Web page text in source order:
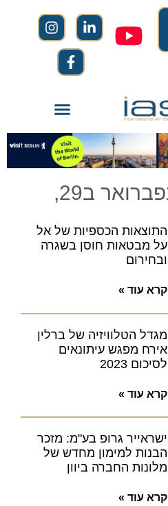
כל הפוסטים בפברואר ב29,
התוצאות הכספיות של אל
על מבטאות חוסן בשגרה
ובחירום
קרא עוד »
מגדל הטלוויזיה של ברלין
אירח מפגש עיתונאים
לסיכום 2023
קרא עוד »
ישראייר גרופ בע"מ: מזכר
הבנות למימון מחדש של
מלונות החברה ביוון
קרא עוד »